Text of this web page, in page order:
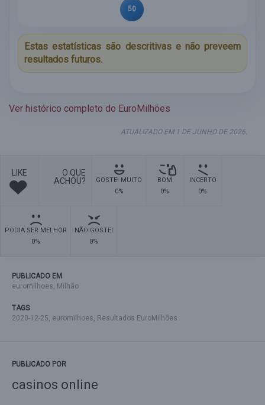
50
Estas estatísticas são descritivas e não preveem
resultados futuros.
Ver histórico completo do EuroMilhões
ATUALIZADO EM 1 DE JUNHO DE 2026.
LIKE
O QUE
ACHOU?
GOSTEI MUITO
0%
BOM
0%
INCERTO
0%
PODIA SER MELHOR
0%
NÃO GOSTEI
0%
PUBLICADO EM
euromilhoes, Milhão
TAGS
2020-12-25, euromilhoes, Resultados EuroMilhões
PUBLICADO POR
casinos online